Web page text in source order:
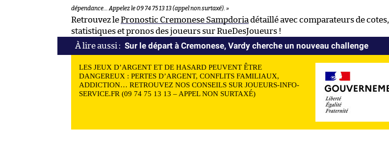
dépendance… Appelez le 09 74 75 13 13 (appel non surtaxé). »
Retrouvez lePronostic Cremonese Sampdoria détaillé avec comparateurs de cotes,
statistiques et pronos des joueurs sur RueDesJoueurs !
Sur le départ à Cremonese, Vardy cherche un nouveau challenge
LES JEUX D’ARGENT ET DE HASARD PEUVENT ÊTRE
DANGEREUX : PERTES D’ARGENT, CONFLITS FAMILIAUX,
ADDICTION… RETROUVEZ NOS CONSEILS SUR JOUEURS-INFO-
SERVICE.FR (09 74 75 13 13 – APPEL NON SURTAXÉ)